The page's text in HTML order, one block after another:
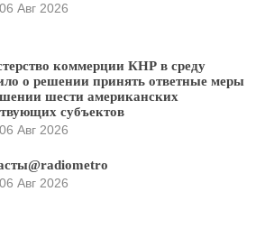
06 Авг 2026
коммерции КНР в среду
о решении принять ответные меры
шести американских
субъектов
06 Авг 2026
06 Авг 2026